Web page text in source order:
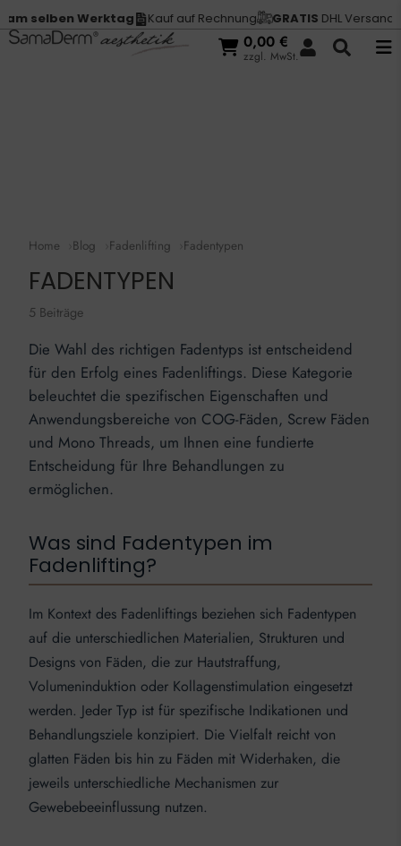
Werktag Kauf auf Rechnung GRATISDHL Versand in
0,00 €
zzgl. MwSt.
Home Blog Fadenlifting Fadentypen
FADENTYPEN
5 Beiträge
Die Wahl des richtigen Fadentyps ist entscheidend
für den Erfolg eines Fadenliftings. Diese Kategorie
beleuchtet die spezifischen Eigenschaften und
Anwendungsbereiche von COG-Fäden, Screw Fäden
und Mono Threads, um Ihnen eine fundierte
Entscheidung für Ihre Behandlungen zu
ermöglichen.
Was sind Fadentypen im
Fadenlifting?
Im Kontext des Fadenliftings beziehen sich Fadentypen
auf die unterschiedlichen Materialien, Strukturen und
Designs von Fäden, die zur Hautstraffung,
Volumeninduktion oder Kollagenstimulation eingesetzt
werden. Jeder Typ ist für spezifische Indikationen und
Behandlungsziele konzipiert. Die Vielfalt reicht von
glatten Fäden bis hin zu Fäden mit Widerhaken, die
jeweils unterschiedliche Mechanismen zur
Gewebebeeinflussung nutzen.